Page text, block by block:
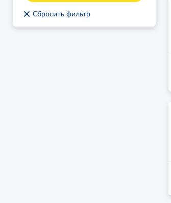
× Сбросить фильтр